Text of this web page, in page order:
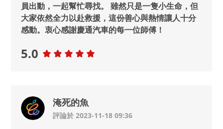
員出動，一起幫忙尋找。 雖然只是一隻小生命，但
大家依然全力以赴救援，這份善心與熱情讓人十分
感動。衷心感謝慶通汽車的每一位師傅！
5.0
淹死的魚
評論於 2023-11-18 09:36